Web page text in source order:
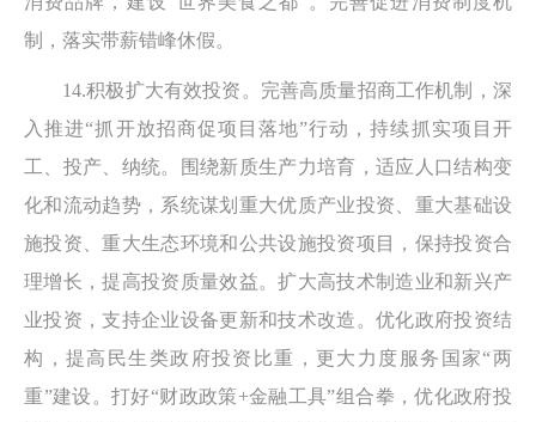
制，落实带薪错峰休假。
14.积极扩大有效投资。完善高质量招商工作机制，深
入推进“抓开放招商促项目落地”行动，持续抓实项目开
工、投产、纳统。围绕新质生产力培育，适应人口结构变
化和流动趋势，系统谋划重大优质产业投资、重大基础设
施投资、重大生态环境和公共设施投资项目，保持投资合
理增长，提高投资质量效益。扩大高技术制造业和新兴产
业投资，支持企业设备更新和技术改造。优化政府投资结
构，提高民生类政府投资比重，更大力度服务国家“两
重”建设。打好“财政政策+金融工具”组合拳，优化政府投